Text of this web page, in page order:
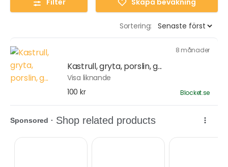
Filter Skapa bevakning
Sortering:
8 månader
Kastrull, gryta, porslin, g...
Visa liknande
100 kr
Blocket.se